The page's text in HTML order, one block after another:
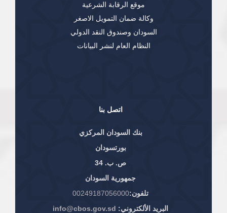
اتصل بنا
بنك السودان المركزي
بورتسودان
ص. ب. 34
جمهورية السودان
تلفون:00249187056000
البريد الألكتروني: info@cbos.gov.sd
موقع الرقابة الشرعية
وكالة ضمان التمويل الاصغر
السودان وصندوق النقد الدولي
النظام العام لنشر البيانات